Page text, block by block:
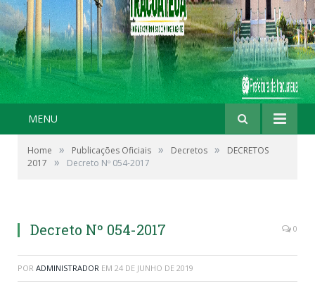
MENU
Home » Publicações Oficiais » Decretos »
DECRETOS
2017
» Decreto Nº 054-2017
Decreto Nº 054-2017 0
POR ADMINISTRADOR EM 24 DE JUNHO DE 2019